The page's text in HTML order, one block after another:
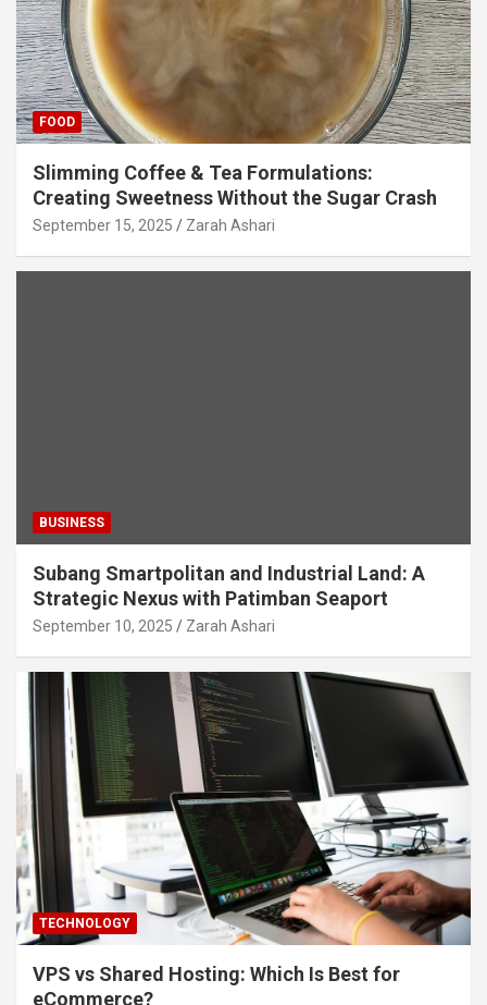
FOOD
Slimming Coffee & Tea Formulations:
Creating Sweetness Without the Sugar Crash
September 15, 2025 Zarah Ashari
BUSINESS
Subang Smartpolitan and Industrial Land: A
Strategic Nexus with Patimban Seaport
September 10, 2025 Zarah Ashari
TECHNOLOGY
VPS vs Shared Hosting: Which Is Best for
eCommerce?